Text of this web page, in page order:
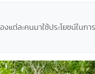
ต่ละคนมาใช้ประโยชน์ในก